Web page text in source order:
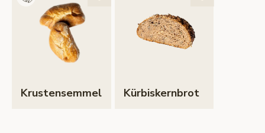
Krustensemmel Kürbiskernbrot